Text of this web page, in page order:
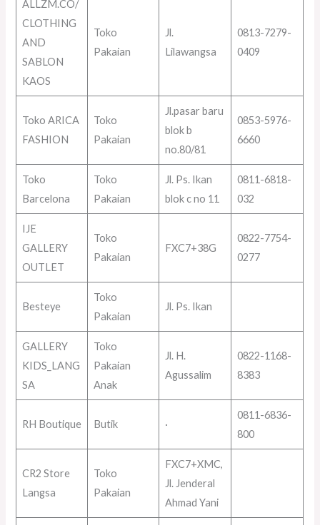
ALLZM.CO/
CLOTHING
AND
SABLON
KAOS
Toko
Pakaian
Jl.
Lilawangsa
0813-7279-
0409
Toko ARICA
FASHION
Toko
Pakaian
Jl.pasar baru
blok b
no.80/81
0853-5976-
6660
Toko
Barcelona
Toko
Pakaian
Jl. Ps. Ikan
blok c no 11
0811-6818-
032
IJE
GALLERY
OUTLET
Toko
Pakaian
FXC7+38G
0822-7754-
0277
Besteye
Toko
Pakaian
Jl. Ps. Ikan
GALLERY
KIDS_LANG
SA
Toko
Pakaian
Anak
Jl. H.
Agussalim
0822-1168-
8383
RH Boutique Butik ·
0811-6836-
800
CR2 Store
Langsa
Toko
Pakaian
FXC7+XMC,
Jl. Jenderal
Ahmad Yani